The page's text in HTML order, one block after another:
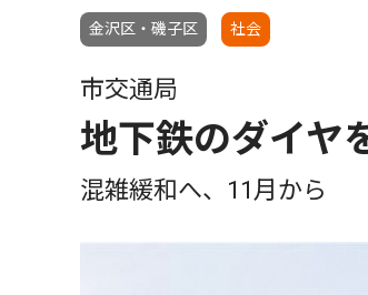
金沢区・磯子区 社会
市交通局
地下鉄のダイヤ
混雑緩和へ、11月から